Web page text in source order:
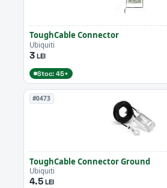
ToughCable Connector
Ubiquiti
3LEI
Stoc: 45+
#0473
ToughCable Connector Ground
Ubiquiti
4.5LEI